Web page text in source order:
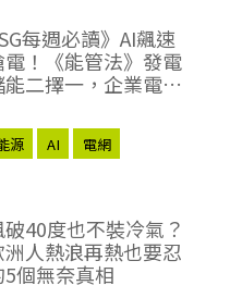
每週必讀》AI飆速
電！《能管法》發電
能二擇一，企業電網
源 AI 電網
破40度也不裝冷氣？
洲人熱浪再熱也要忍
5個無奈真相